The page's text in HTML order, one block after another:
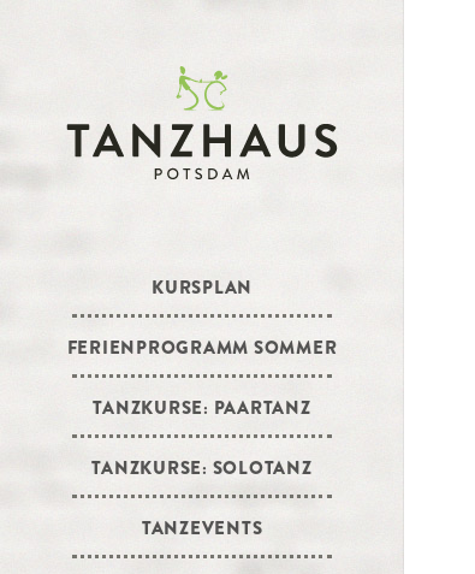
KURSPLAN
FERIENPROGRAMM SOMMER
TANZKURSE: PAARTANZ
TANZKURSE: SOLOTANZ
TANZEVENTS